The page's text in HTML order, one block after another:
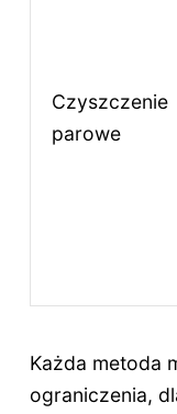
Czyszczenie
parowe
Każda metoda
ograniczenia,